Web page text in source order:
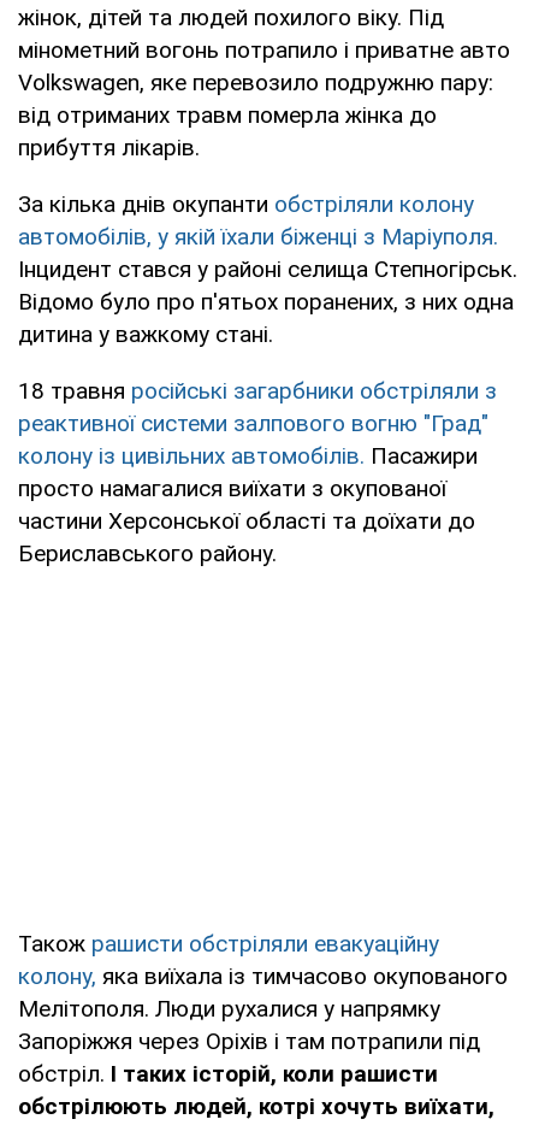
жінок, дітей та людей похилого віку. Під
мінометний вогонь потрапило і приватне авто
Volkswagen, яке перевозило подружню пару:
від отриманих травм померла жінка до
прибуття лікарів.
За кілька днів окупанти обстріляли колону
автомобілів, у якій їхали біженці з Маріуполя.
Інцидент стався у районі селища Степногірськ.
Відомо було про п'ятьох поранених, з них одна
дитина у важкому стані.
18 травня російські загарбники обстріляли з
реактивної системи залпового вогню "Град"
колону із цивільних автомобілів. Пасажири
просто намагалися виїхати з окупованої
частини Херсонської області та доїхати до
Бериславського району.
Також рашисти обстріляли евакуаційну
колону, яка виїхала із тимчасово окупованого
Мелітополя. Люди рухалися у напрямку
Запоріжжя через Оріхів і там потрапили під
обстріл. І таких історій, коли рашисти
обстрілюють людей, котрі хочуть виїхати,